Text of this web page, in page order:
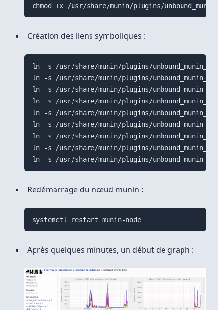
chmod +x /usr/share/munin/plugins/
Création des liens symboliques :
ln -s /usr/share/munin/plugins/unbound_munin_ /
ln -s /usr/share/munin/plugins/unbound_munin_ /
ln -s /usr/share/munin/plugins/unbound_munin_ /
ln -s /usr/share/munin/plugins/unbound_munin_ /
ln -s /usr/share/munin/plugins/unbound_munin_ /
ln -s /usr/share/munin/plugins/unbound_munin_ /
ln -s /usr/share/munin/plugins/unbound_munin_ /
ln -s /usr/share/munin/plugins/unbound_munin_ /
Redémarrage du nœud munin :
systemctl restart munin-node
Après quelques minutes, un début de graph :